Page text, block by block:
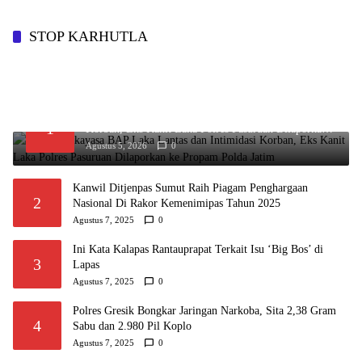
STOP KARHUTLA
1
Korban, Eks Kanit Laka Polres Pasuruan Dilaporkan
ke Propam Polda Jatim
Agustus 5, 2026 0
2
Kanwil Ditjenpas Sumut Raih Piagam Penghargaan
Nasional Di Rakor Kemenimipas Tahun 2025
Agustus 7, 2025 0
3
Ini Kata Kalapas Rantauprapat Terkait Isu ‘Big Bos’ di
Lapas
Agustus 7, 2025 0
4
Polres Gresik Bongkar Jaringan Narkoba, Sita 2,38 Gram
Sabu dan 2.980 Pil Koplo
Agustus 7, 2025 0